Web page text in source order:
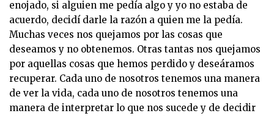
enojado, si alguien me pedía algo y yo no estaba de
acuerdo, decidí darle la razón a quien me la pedía.
Muchas veces nos quejamos por las cosas que
deseamos y no obtenemos. Otras tantas nos quejamos
por aquellas cosas que hemos perdido y deseáramos
recuperar. Cada uno de nosotros tenemos una manera
de ver la vida, cada uno de nosotros tenemos una
manera de interpretar lo que nos sucede y de decidir